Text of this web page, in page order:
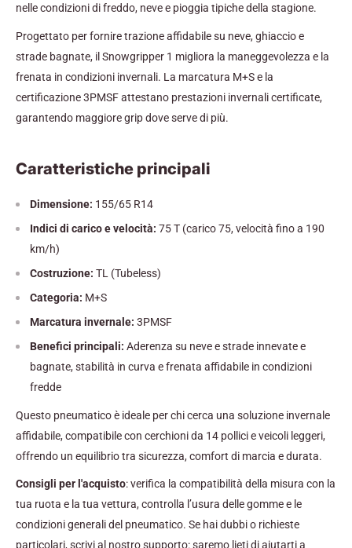
nelle condizioni di freddo, neve e pioggia tipiche della stagione.
Progettato per fornire trazione affidabile su neve, ghiaccio e
strade bagnate, il Snowgripper 1 migliora la maneggevolezza e la
frenata in condizioni invernali. La marcatura M+S e la
certificazione 3PMSF attestano prestazioni invernali certificate,
garantendo maggiore grip dove serve di più.
Caratteristiche principali
Dimensione: 155/65 R14
Indici di carico e velocità: 75 T (carico 75, velocità fino a 190
km/h)
Costruzione: TL (Tubeless)
Categoria: M+S
Marcatura invernale: 3PMSF
Benefici principali: Aderenza su neve e strade innevate e
bagnate, stabilità in curva e frenata affidabile in condizioni
fredde
Questo pneumatico è ideale per chi cerca una soluzione invernale
affidabile, compatibile con cerchioni da 14 pollici e veicoli leggeri,
offrendo un equilibrio tra sicurezza, comfort di marcia e durata.
Consigli per l'acquisto: verifica la compatibilità della misura con la
tua ruota e la tua vettura, controlla l’usura delle gomme e le
condizioni generali del pneumatico. Se hai dubbi o richieste
particolari, scrivi al nostro supporto: saremo lieti di aiutarti a